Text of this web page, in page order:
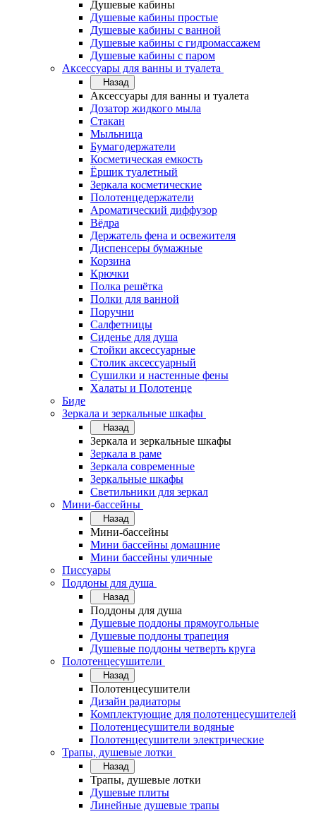
Душевые кабины
Душевые кабины простые
Душевые кабины с ванной
Душевые кабины с гидромассажем
Душевые кабины с паром
Аксессуары для ванны и туалета
Назад
Аксессуары для ванны и туалета
Дозатор жидкого мыла
Стакан
Мыльница
Бумагодержатели
Косметическая емкость
Ёршик туалетный
Зеркала косметические
Полотенцедержатели
Ароматический диффузор
Вёдра
Держатель фена и освежителя
Диспенсеры бумажные
Корзина
Крючки
Полка решётка
Полки для ванной
Поручни
Салфетницы
Сиденье для душа
Стойки аксессуарные
Столик аксессуарный
Сушилки и настенные фены
Халаты и Полотенце
Биде
Зеркала и зеркальные шкафы
Назад
Зеркала и зеркальные шкафы
Зеркала в раме
Зеркала современные
Зеркальные шкафы
Светильники для зеркал
Мини-бассейны
Назад
Мини-бассейны
Мини бассейны домашние
Мини бассейны уличные
Писсуары
Поддоны для душа
Назад
Поддоны для душа
Душевые поддоны прямоугольные
Душевые поддоны трапеция
Душевые поддоны четверть круга
Полотенцесушители
Назад
Полотенцесушители
Дизайн радиаторы
Комплектующие для полотенцесушителей
Полотенцесушители водяные
Полотенцесушители электрические
Трапы, душевые лотки
Назад
Трапы, душевые лотки
Душевые плиты
Линейные душевые трапы